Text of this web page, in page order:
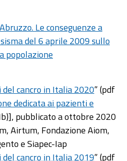
Le conseguenze a
del 6 aprile 2009 sullo
popolazione
del cancro in Italia 2020” (pdf
dedicata ai pazienti e
pubblicato a ottobre 2020
Airtum, Fondazione Aiom,
e Siapec-Iap
del cancro in Italia 2019” (pdf